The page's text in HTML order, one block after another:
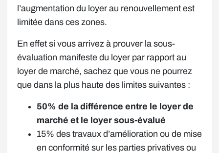
l’augmentation du loyer au renouvellement est
limitée dans ces zones.
En effet si vous arrivez à prouver la sous-
évaluation manifeste du loyer par rapport au
loyer de marché, sachez que vous ne pourrez
que dans la plus haute des limites suivantes :
50% de la différence entre le loyer de
marché et le loyer sous-évalué
15% des travaux d’amélioration ou de mise
en conformité sur les parties privatives ou